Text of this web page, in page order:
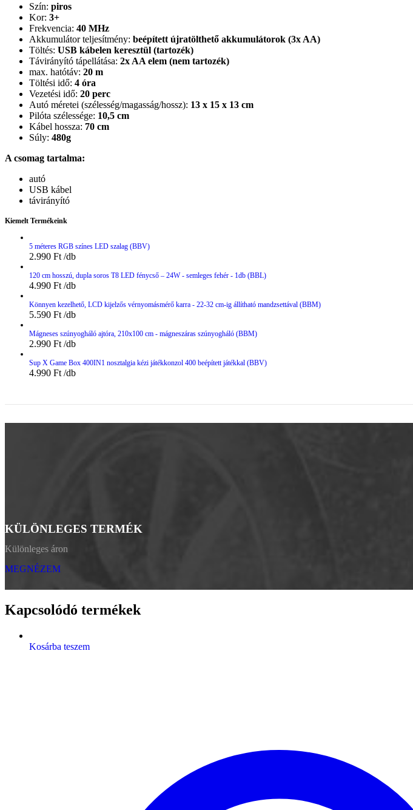
Szín: piros
Kor: 3+
Frekvencia: 40 MHz
Akkumulátor teljesítmény: beépített újratölthető akkumulátorok (3x AA)
Töltés: USB kábelen keresztül (tartozék)
Távirányító tápellátása: 2x AA elem (nem tartozék)
max. hatótáv: 20 m
Töltési idő: 4 óra
Vezetési idő: 20 perc
Autó méretei (szélesség/magasság/hossz): 13 x 15 x 13 cm
Pilóta szélessége: 10,5 cm
Kábel hossza: 70 cm
Súly: 480g
A csomag tartalma:
autó
USB kábel
távirányító
Kiemelt Termékeink
5 méteres RGB színes LED szalag (BBV)
2.990 Ft
120 cm hosszú, dupla soros T8 LED fénycső – 24W - semleges fehér - 1db (BBL)
4.990 Ft
Könnyen kezelhető, LCD kijelzős vérnyomásmérő karra - 22-32 cm-ig állítható mandzsettával (BBM)
5.590 Ft
Mágneses szúnyogháló ajtóra, 210x100 cm - mágneszáras szúnyogháló (BBM)
2.990 Ft
Sup X Game Box 400IN1 nosztalgia kézi játékkonzol 400 beépített játékkal (BBV)
4.990 Ft
KÜLÖNLEGES TERMÉK
Különleges áron
MEGNÉZEM
Kapcsolódó termékek
Kosárba teszem